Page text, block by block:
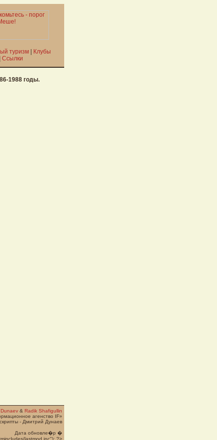
туризм|
Клубы
Ссылки
1988 годы.
Dunaev & Radik Shafigullin
агенство IF»
- Дмитрий Дунаев
Дата обновле�p �
lastmod.inc"); ?>